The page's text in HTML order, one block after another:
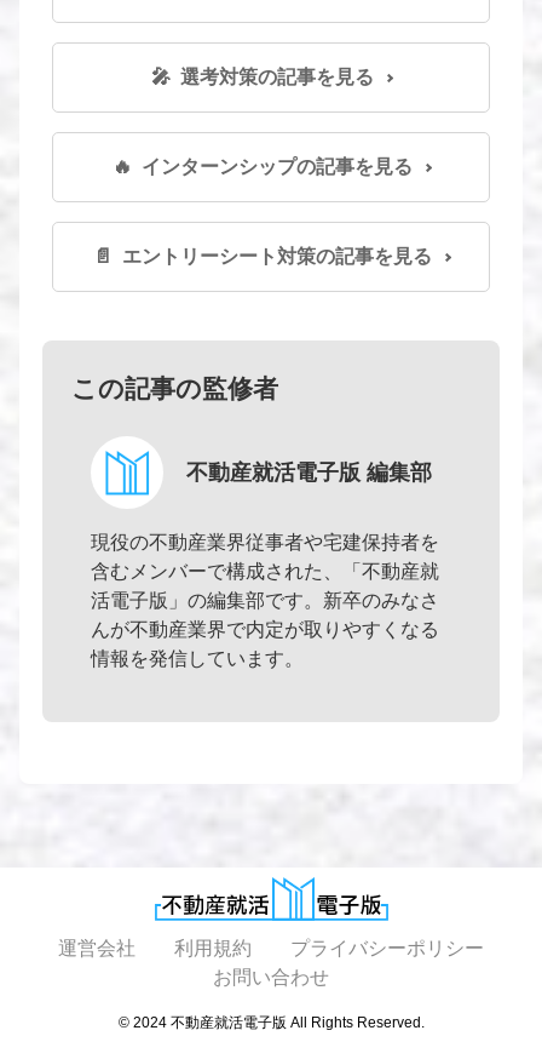
🎤 選考対策の記事を見る
🔥 インターンシップの記事を見る
📄 エントリーシート対策の記事を見る
この記事の監修者
不動産就活電子版 編集部
現役の不動産業界従事者や宅建保持者を
含むメンバーで構成された、「不動産就
活電子版」の編集部です。新卒のみなさ
んが不動産業界で内定が取りやすくなる
情報を発信しています。
運営会社 利用規約
プライバシーポリシー
お問い合わせ
© 2024 不動産就活電子版 All Rights Reserved.